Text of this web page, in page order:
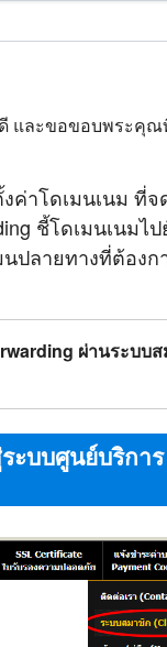
และขอขอบพระคุ
าโดเมนเนม ที่จ
ชี้โดเมนเนมไ
นปลายทางที่ต้องก
ผ่านระบบ
ะบบศูนย์บริกา